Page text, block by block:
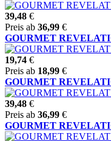
39,48 €
Preis ab 36,99 €
GOURMET
19,74 €
Preis ab 18,99 €
GOURMET
39,48 €
Preis ab 36,99 €
GOURMET